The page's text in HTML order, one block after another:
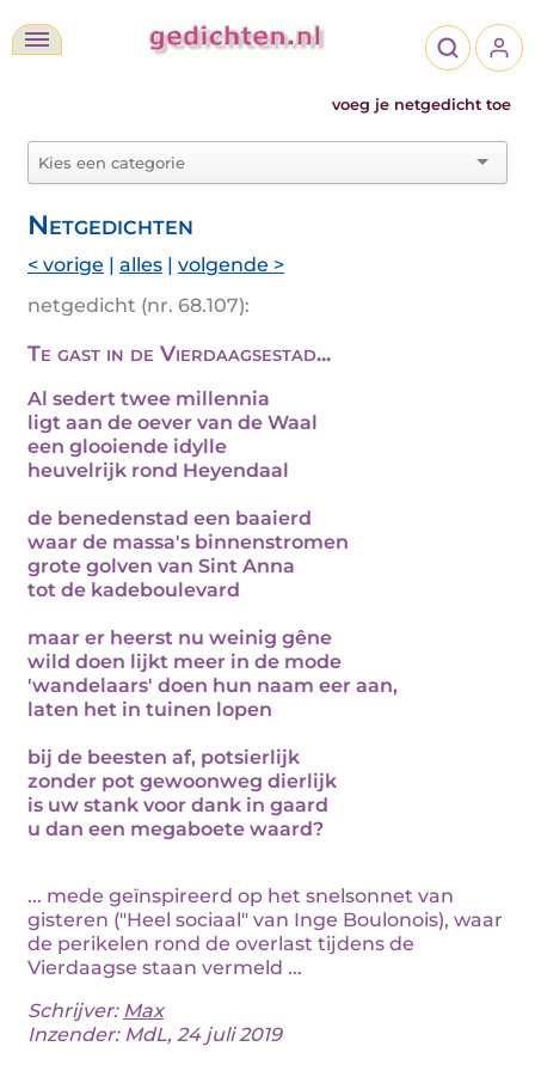
voeg je netgedicht toe
Netgedichten
< vorige | alles | volgende >
netgedicht (nr. 68.107):
Te gast in de Vierdaagsestad...
Al sedert twee millennia
ligt aan de oever van de Waal
een glooiende idylle
heuvelrijk rond Heyendaal
de benedenstad een baaierd
waar de massa's binnenstromen
grote golven van Sint Anna
tot de kadeboulevard
maar er heerst nu weinig gêne
wild doen lijkt meer in de mode
'wandelaars' doen hun naam eer aan,
laten het in tuinen lopen
bij de beesten af, potsierlijk
zonder pot gewoonweg dierlijk
is uw stank voor dank in gaard
u dan een megaboete waard?
... mede geïnspireerd op het snelsonnet van
gisteren ("Heel sociaal" van Inge Boulonois), waar
de perikelen rond de overlast tijdens de
Vierdaagse staan vermeld ...
Schrijver: Max
Inzender: MdL, 24 juli 2019